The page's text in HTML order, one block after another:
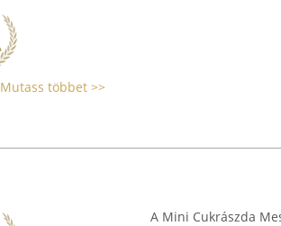
Mutass többet >>
A Mini Cukrászda